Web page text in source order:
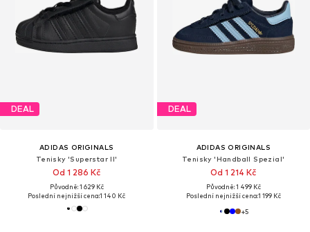
DEAL
ADIDAS ORIGINALS
Tenisky 'Superstar II'
Od 1 286 Kč
Původně: 1 629 Kč
Poslední nejnižší cena:1 140 Kč
DEAL
ADIDAS ORIGINALS
Tenisky 'Handball Spezial'
Od 1 214 Kč
Původně: 1 499 Kč
Poslední nejnižší cena:1 199 Kč
+5